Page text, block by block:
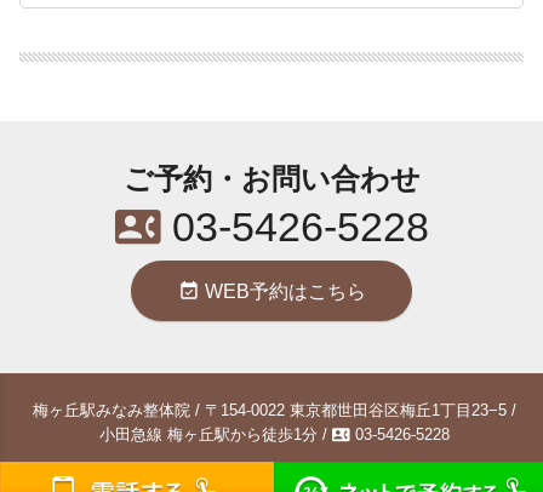
ご予約・お問い合わせ
contact_phone03-5426-5228
event_available WEB予約はこちら
梅ヶ丘駅みなみ整体院 / 〒154-0022 東京都世田谷区梅丘1丁目23−5 /
小田急線 梅ヶ丘駅から徒歩1分 / contact_phone03-5426-5228